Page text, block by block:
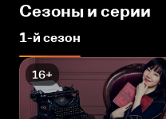
Сезоны и серии
1-й сезон
16+